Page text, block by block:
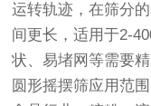
运转轨迹，在筛分
间更长，适用于2-
状、易堵网等需要精
圆形摇摆筛应用范围